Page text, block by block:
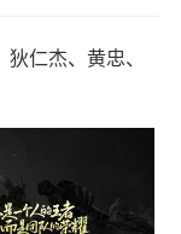
仁杰、黄忠、